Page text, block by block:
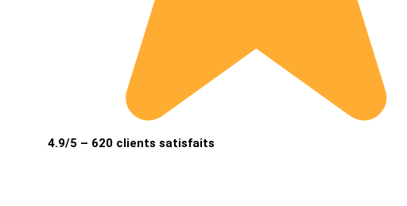
4.9/5 – 620 clients satisfaits